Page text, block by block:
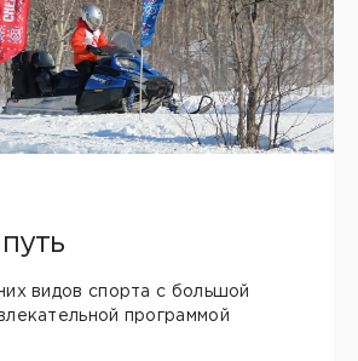
видов спорта с большой
программой